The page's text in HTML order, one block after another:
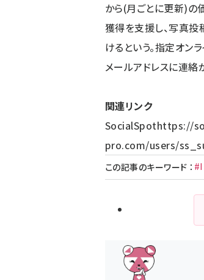
から(月ごとに更新)の
獲得を支援し、写真投
けるという。指定オン
メールアドレスに連絡
関連リンク
SocialSpothttps://
pro.com/users/
この記事のキーワード ：